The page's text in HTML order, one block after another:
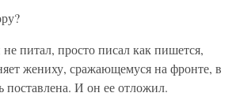
питал, просто писал как пишется,
жениху, сражающемуся на фронте, в
И он ее отложил.